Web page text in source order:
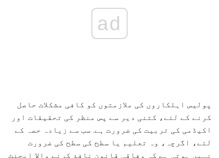
ad
پولیس اہلکاروں کی ملازمتوں کو کافی مشکلات حاصل
کرنے کے لئے، کتنی دیر سے پس منظر کی تحقیقات اور
اکیڈمی کی تربیت کی ضرورت ہے. سب سے زیادہ حصہ کے
لئے، اگرچہ، وہ تعلیم یا سطح کی سطح کی ضرورت
نہیں ہوتی ہے کہ وفاقی قانون نافذ کرنے والا ایجنٹ